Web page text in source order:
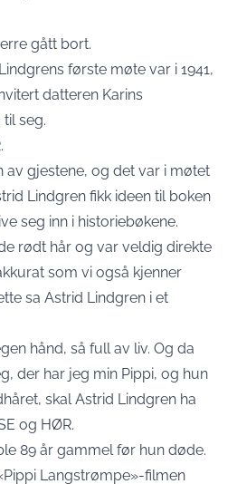
gått bort.
første møte var i 1941,
datteren Karins
seg.
.
av gjestene, og det var i møtet
Lindgren fikk ideen til boken
seg inn i historiebøkene.
rødt hår og var veldig direkte
som vi også kjenner
sa Astrid Lindgren i et
hånd, så full av liv. Og da
der har jeg min Pippi, og hun
skal Astrid Lindgren ha
og HØR.
89 år gammel før hun døde.
Langstrømpe»-filmen